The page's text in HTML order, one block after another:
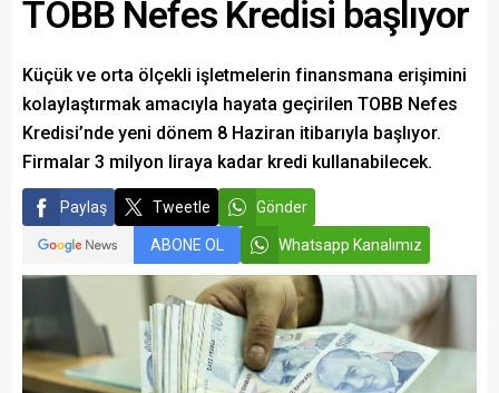
TOBB Nefes Kredisi başlıyor
Küçük ve orta ölçekli işletmelerin finansmana erişimini
kolaylaştırmak amacıyla hayata geçirilen TOBB Nefes
Kredisi’nde yeni dönem 8 Haziran itibarıyla başlıyor.
Firmalar 3 milyon liraya kadar kredi kullanabilecek.
Paylaş Tweetle Gönder
ABONE OL Whatsapp Kanalımız